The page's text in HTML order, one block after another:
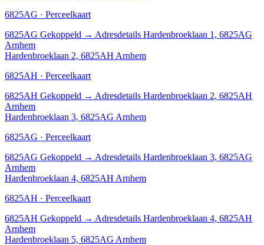
6825AG · Perceelkaart
6825AG Gekoppeld → Adresdetails Hardenbroeklaan 1, 6825AG
Arnhem
Hardenbroeklaan 2, 6825AH Arnhem
6825AH · Perceelkaart
6825AH Gekoppeld → Adresdetails Hardenbroeklaan 2, 6825AH
Arnhem
Hardenbroeklaan 3, 6825AG Arnhem
6825AG · Perceelkaart
6825AG Gekoppeld → Adresdetails Hardenbroeklaan 3, 6825AG
Arnhem
Hardenbroeklaan 4, 6825AH Arnhem
6825AH · Perceelkaart
6825AH Gekoppeld → Adresdetails Hardenbroeklaan 4, 6825AH
Arnhem
Hardenbroeklaan 5, 6825AG Arnhem